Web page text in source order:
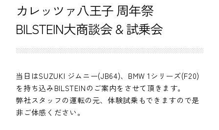
カレッツァ八王子 周年祭
BILSTEIN大商談会 & 試乗会
当日はSUZUKI ジムニー(JB64)、BMW 1シリーズ(F20)
を持ち込みBILSTEINのご案内をさせて頂きます。
弊社スタッフの運転の元、体験試乗もできますので是
非ご体感ください。